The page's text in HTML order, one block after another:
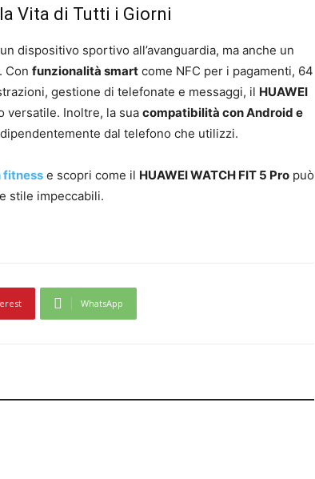
Vita di Tutti i Giorni
dispositivo sportivo all’avanguardia, ma anche un
Con funzionalità smart come NFC per i pagamenti, 64
gestione di telefonate e messaggi, il HUAWEI
versatile. Inoltre, la sua compatibilità con Android e
dal telefono che utilizzi.
fitness e scopri come il HUAWEI WATCH FIT 5 Pro può
stile impeccabili.
WhatsApp